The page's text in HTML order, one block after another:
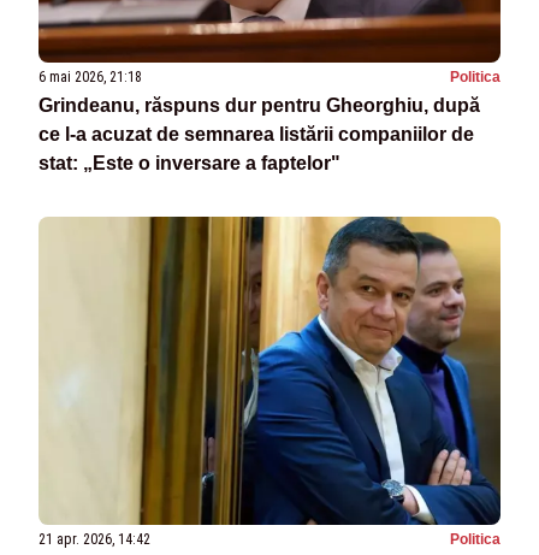
6 mai 2026, 21:18 Politica
Grindeanu, răspuns dur pentru Gheorghiu, după
ce l-a acuzat de semnarea listării companiilor de
stat: „Este o inversare a faptelor"
21 apr. 2026, 14:42 Politica